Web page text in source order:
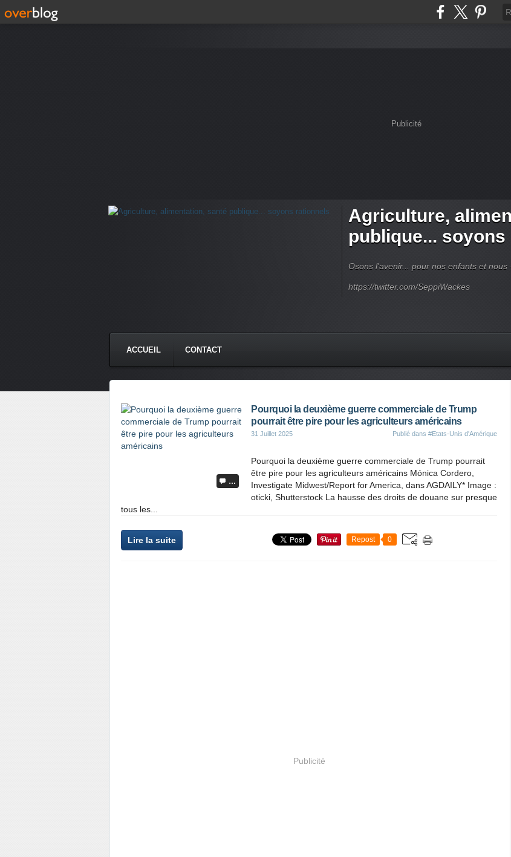
Publicité
Agriculture,
publique...
Osons l'avenir... pour nos enfants et
https://twitter.com/SeppiWackes
ACCUEIL CONTACT
…
Pourquoi la deuxième guerre commerciale de Trump
pourrait être pire pour les agriculteurs américains
31 Juillet 2025 Publié dans #Etats-Unis d'Amérique
Pourquoi la deuxième guerre commerciale de Trump pourrait
être pire pour les agriculteurs américains Mónica Cordero,
Investigate Midwest/Report for America, dans AGDAILY* Image :
oticki, Shutterstock La hausse des droits de douane sur presque
tous les...
Lire la suite Repost 0
Publicité